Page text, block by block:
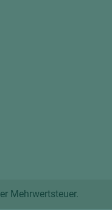
Mehrwertsteuer.